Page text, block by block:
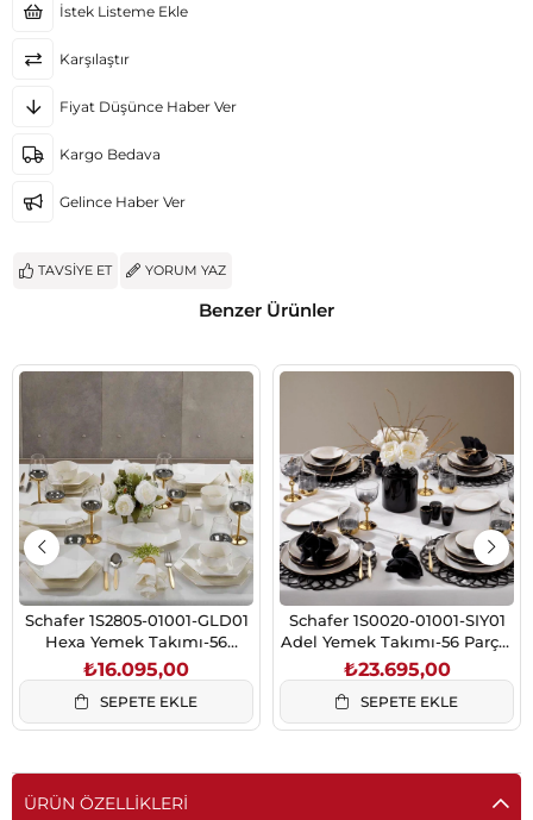
İstek Listeme Ekle
Karşılaştır
Fiyat Düşünce Haber Ver
Kargo Bedava
Gelince Haber Ver
TAVSIYE ET YORUM YAZ
Benzer Ürünler
Schafer 1S2805-01001-GLD01
Hexa Yemek Takımı-56
Parça-Gold
₺16.095,00
SEPETE EKLE
Schafer 1S0020-01001-SIY01
Adel Yemek Takımı-56 Parça-
Siyah
₺23.695,00
SEPETE EKLE
ÜRÜN ÖZELLIKLERI